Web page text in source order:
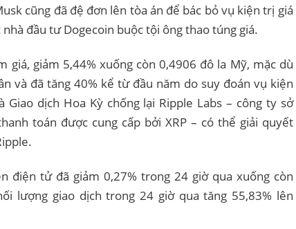
cũng đã đệ đơn lên tòa án để bác bỏ vụ kiện trị giá
đầu tư Dogecoin buộc tội ông thao túng giá.
giá, giảm 5,44% xuống còn 0,4906 đô la Mỹ, mặc dù
và đã tăng 40% kể từ đầu năm do suy đoán vụ kiện
Giao dịch Hoa Kỳ chống lại Ripple Labs – công ty sở
toán được cung cấp bởi XRP – có thể giải quyết
điện tử đã giảm 0,27% trong 24 giờ qua xuống còn
lượng giao dịch trong 24 giờ qua tăng 55,83% lên